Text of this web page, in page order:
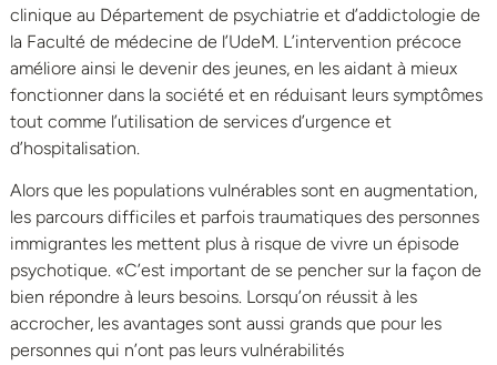
clinique au Département de psychiatrie et d’addictologie de
la Faculté de médecine de l’UdeM. L’intervention précoce
améliore ainsi le devenir des jeunes, en les aidant à mieux
fonctionner dans la société et en réduisant leurs symptômes
tout comme l’utilisation de services d’urgence et
d’hospitalisation.
Alors que les populations vulnérables sont en augmentation,
les parcours difficiles et parfois traumatiques des personnes
immigrantes les mettent plus à risque de vivre un épisode
psychotique. «C’est important de se pencher sur la façon de
bien répondre à leurs besoins. Lorsqu’on réussit à les
accrocher, les avantages sont aussi grands que pour les
personnes qui n’ont pas leurs vulnérabilités